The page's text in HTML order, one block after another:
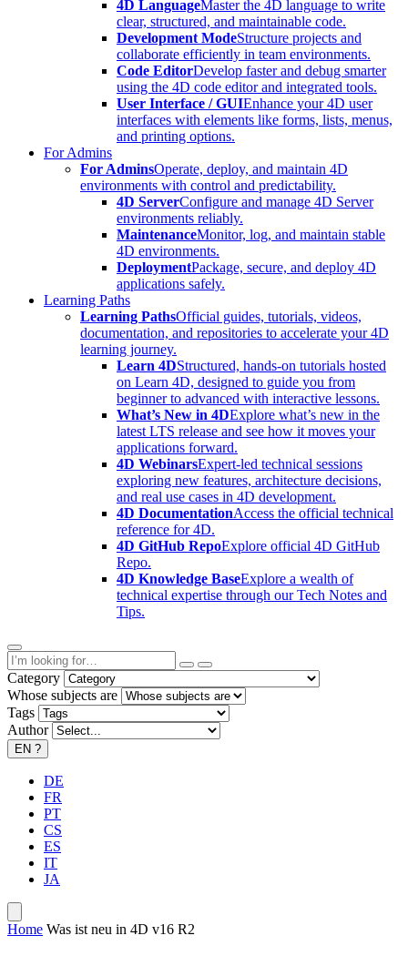
4D LanguageMaster the 4D language to write
clear, structured, and maintainable code.
Development ModeStructure projects and
collaborate efficiently in team environments.
Code EditorDevelop faster and debug smarter
using the 4D code editor and integrated tools.
User Interface / GUIEnhance your 4D user
interfaces with elements like forms, lists, menus,
and printing options.
For Admins
For AdminsOperate, deploy, and maintain 4D
environments with control and predictability.
4D ServerConfigure and manage 4D Server
environments reliably.
MaintenanceMonitor, log, and maintain stable
4D environments.
DeploymentPackage, secure, and deploy 4D
applications safely.
Learning Paths
Learning PathsOfficial guides, tutorials, videos,
documentation, and repositories to accelerate your 4D
learning journey.
Learn 4DStructured, hands-on tutorials hosted
on Learn 4D, designed to guide you from
beginner to advanced with interactive lessons.
What’s New in 4DExplore what’s new in the
latest LTS release and see how it moves your
applications forward.
4D WebinarsExpert-led technical sessions
exploring new features, architecture decisions,
and real use cases in 4D development.
4D DocumentationAccess the official technical
reference for 4D.
4D GitHub RepoExplore official 4D GitHub
Repo.
4D Knowledge BaseExplore a wealth of
technical expertise through our Tech Notes and
Tips.
Category
Whose subjects are
Tags
Author
EN ?
DE
FR
PT
CS
ES
IT
JA
Home Was ist neu in 4D v16 R2